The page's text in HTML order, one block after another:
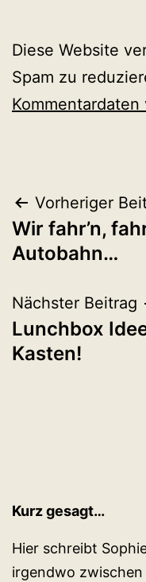
Diese Website
Spam zu
Vorheriger
Wir fahr’n,
Autobahn…
Nächster Beitrag
Lunchbox
Kasten!
Kurz gesagt…
Hier schreibt
irgendwo